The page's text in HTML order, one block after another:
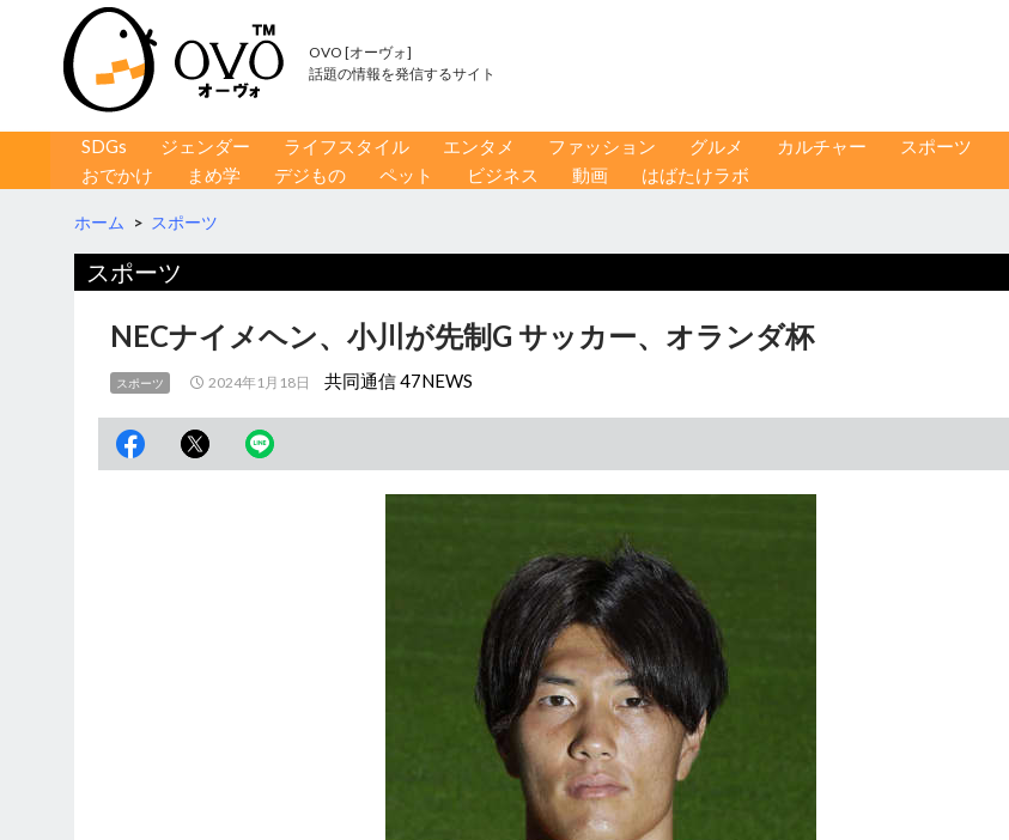
OVO [オーヴォ]
話題の情報を発信するサイト
コンテンツへ移動
SDGs ジェンダー ライフスタイル エンタメ ファッション グルメ カルチャー
スポーツ
おでかけ
まめ学 デジもの ペット ビジネス 動画 はばたけラボ
ホーム > スポーツ
スポーツ
NECナイメヘン、小川が先制G サッカー、オランダ杯
スポーツ 2024年1月18日 共同通信 47NEWS